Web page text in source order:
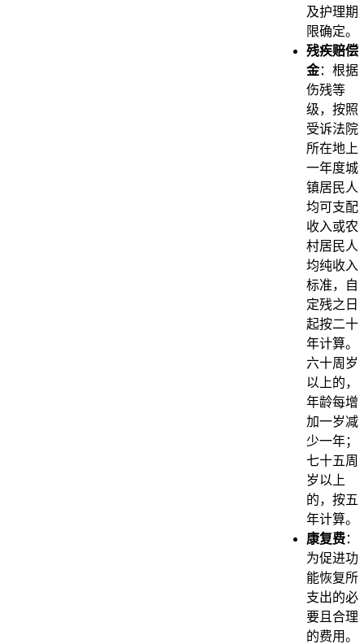
及护理期
限确定。
残疾赔偿
金：根据
伤残等
级，按照
受诉法院
所在地上
一年度城
镇居民人
均可支配
收入或农
村居民人
均纯收入
标准，自
定残之日
起按二十
年计算。
六十周岁
以上的，
年龄每增
加一岁减
少一年；
七十五周
岁以上
的，按五
年计算。
康复费：
为促进功
能恢复所
支出的必
要且合理
的费用。